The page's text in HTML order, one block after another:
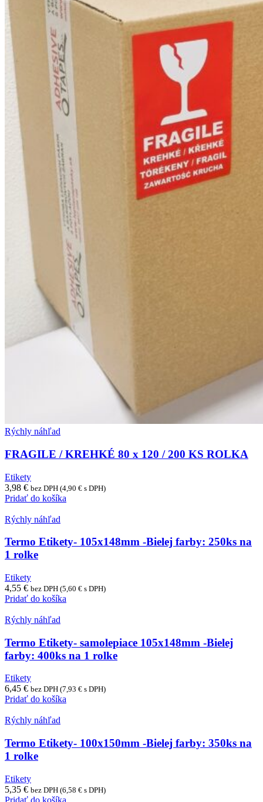
Rýchly náhľad
FRAGILE / KREHKÉ 80 x 120 / 200 KS ROLKA
Etikety
3,98 € bez DPH (4,90 € s DPH)
Pridať do košíka
Rýchly náhľad
Termo Etikety- 105x148mm -Bielej farby: 250ks na
1 rolke
Etikety
4,55 € bez DPH (5,60 € s DPH)
Pridať do košíka
Rýchly náhľad
Termo Etikety- samolepiace 105x148mm -Bielej
farby: 400ks na 1 rolke
Etikety
6,45 € bez DPH (7,93 € s DPH)
Pridať do košíka
Rýchly náhľad
Termo Etikety- 100x150mm -Bielej farby: 350ks na
1 rolke
Etikety
5,35 € bez DPH (6,58 € s DPH)
Pridať do košíka